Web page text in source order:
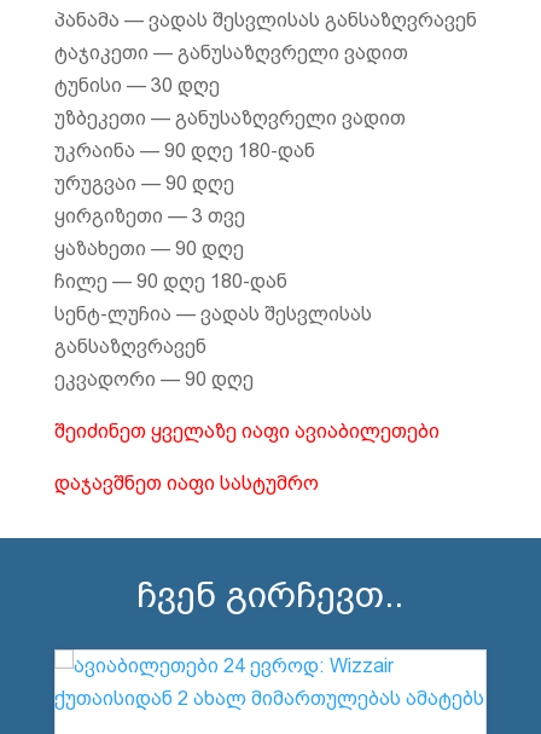
პანამა — ვადას შესვლისას განსაზღვრავენ
ტაჯიკეთი — განუსაზღვრელი ვადით
ტუნისი — 30 დღე
უზბეკეთი — განუსაზღვრელი ვადით
უკრაინა — 90 დღე 180-დან
ურუგვაი — 90 დღე
ყირგიზეთი — 3 თვე
ყაზახეთი — 90 დღე
ჩილე — 90 დღე 180-დან
სენტ-ლუჩია — ვადას შესვლისას
განსაზღვრავენ
ეკვადორი — 90 დღე
შეიძინეთ ყველაზე იაფი ავიაბილეთები
დაჯავშნეთ იაფი სასტუმრო
ჩვენ გირჩევთ..